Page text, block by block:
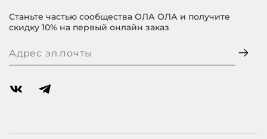
Станьте частью сообщества ОЛА ОЛА и получите
скидку 10% на первый онлайн заказ